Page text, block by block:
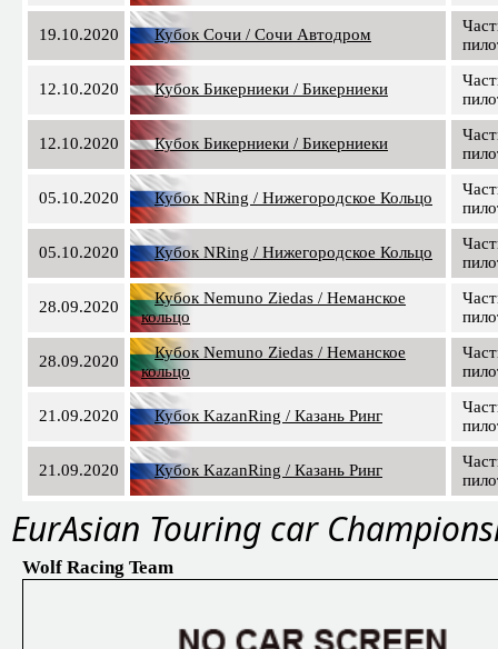
19.10.2020 Кубок Сочи / Сочи Автодром
12.10.2020 Кубок Бикерниеки / Бикерниеки
12.10.2020 Кубок Бикерниеки / Бикерниеки
05.10.2020 Кубок NRing / Нижегородское Кольцо
05.10.2020 Кубок NRing / Нижегородское Кольцо
28.09.2020
Кубок Nemuno Ziedas / Неманское
кольцо
28.09.2020
Кубок Nemuno Ziedas / Неманское
кольцо
21.09.2020 Кубок KazanRing / Казань Ринг
21.09.2020 Кубок KazanRing / Казань Ринг
EurAsian Touring car
Wolf Racing Team